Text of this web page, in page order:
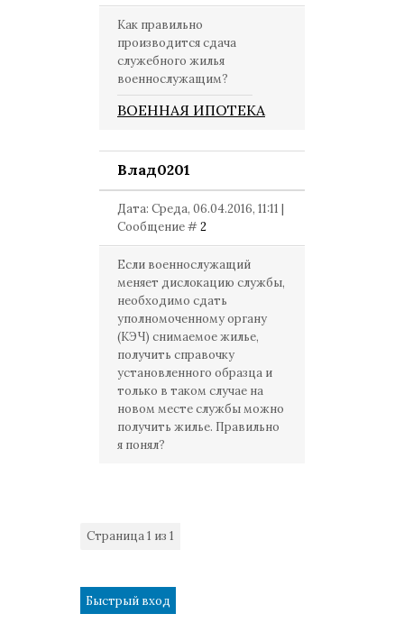
Как правильно
производится сдача
служебного жилья
военнослужащим?
ВОЕННАЯ ИПОТЕКА
Влад0201
Дата: Среда, 06.04.2016, 11:11 |
Сообщение #2
Если военнослужащий
меняет дислокацию службы,
необходимо сдать
уполномоченному органу
(КЭЧ) снимаемое жилье,
получить справочку
установленного образца и
только в таком случае на
новом месте службы можно
получить жилье. Правильно
я понял?
Страница1 из 1